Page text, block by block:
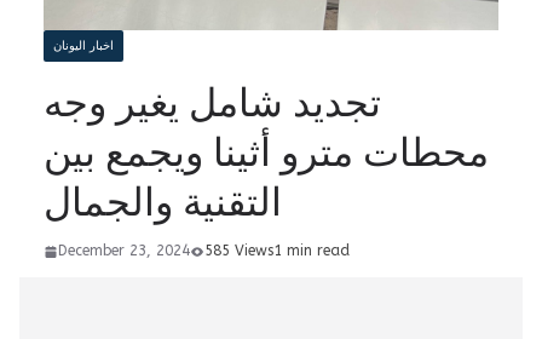
اخبار اليونان
تجديد شامل يغير وجه
محطات مترو أثينا ويجمع بين
التقنية والجمال
December 23, 2024 585 Views1 min read